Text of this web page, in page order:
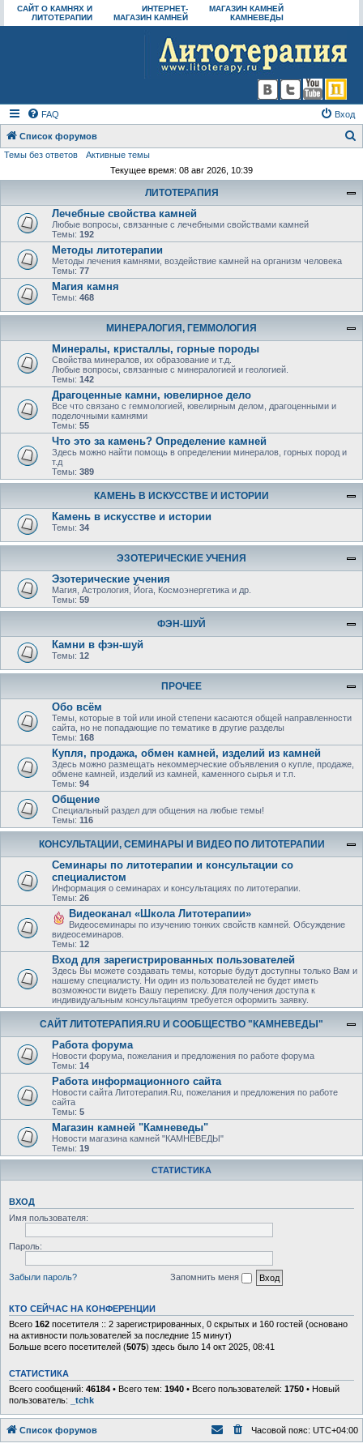
САЙТ О КАМНЯХ И
ЛИТОТЕРАПИИ
ИНТЕРНЕТ-
МАГАЗИН КАМНЕЙ
МАГАЗИН КАМНЕЙ
КАМНЕВЕДЫ
FAQ Вход
Список форумов
Темы без ответов
Активные темы
Текущее время: 08 авг 2026, 10:39
ЛИТОТЕРАПИЯ
Лечебные свойства камней
Любые вопросы, связанные с лечебными свойствами камней
Темы: 192
Методы литотерапии
Методы лечения камнями, воздействие камней на организм человека
Темы: 77
Магия камня
Темы: 468
МИНЕРАЛОГИЯ, ГЕММОЛОГИЯ
Минералы, кристаллы, горные породы
Свойства минералов, их образование и т.д.
Любые вопросы, связанные с минералогией и геологией.
Темы: 142
Драгоценные камни, ювелирное дело
Все что связано с геммологией, ювелирным делом, драгоценными и
поделочными камнями
Темы: 55
Что это за камень? Определение камней
Здесь можно найти помощь в определении минералов, горных пород и
т.д
Темы: 389
КАМЕНЬ В ИСКУССТВЕ И ИСТОРИИ
Камень в искусстве и истории
Темы: 34
ЭЗОТЕРИЧЕСКИЕ УЧЕНИЯ
Эзотерические учения
Магия, Астрология, Йога, Космоэнергетика и др.
Темы: 59
ФЭН-ШУЙ
Камни в фэн-шуй
Темы: 12
ПРОЧЕЕ
Обо всём
Темы, которые в той или иной степени касаются общей направленности
сайта, но не попадающие по тематике в другие разделы
Темы: 168
Купля, продажа, обмен камней, изделий из камней
Здесь можно размещать некоммерческие объявления о купле, продаже,
обмене камней, изделий из камней, каменного сырья и т.п.
Темы: 94
Общение
Специальный раздел для общения на любые темы!
Темы: 116
КОНСУЛЬТАЦИИ, СЕМИНАРЫ И ВИДЕО ПО ЛИТОТЕРАПИИ
Семинары по литотерапии и консультации со
специалистом
Информация о семинарах и консультациях по литотерапии.
Темы: 26
Видеоканал «Школа Литотерапии»
Видеосеминары по изучению тонких свойств камней. Обсуждение
видеосеминаров.
Темы: 12
Вход для зарегистрированных пользователей
Здесь Вы можете создавать темы, которые будут доступны только Вам и
нашему специалисту. Ни один из пользователей не будет иметь
возможности видеть Вашу переписку. Для получения доступа к
индивидуальным консультациям требуется оформить заявку.
САЙТ ЛИТОТЕРАПИЯ.RU И СООБЩЕСТВО "КАМНЕВЕДЫ"
Работа форума
Новости форума, пожелания и предложения по работе форума
Темы: 14
Работа информационного сайта
Новости сайта Литотерапия.Ru, пожелания и предложения по работе
сайта
Темы: 5
Магазин камней "Камневеды"
Новости магазина камней "КАМНЕВЕДЫ"
Темы: 19
СТАТИСТИКА
ВХОД
Имя пользователя:
Пароль:
Забыли пароль? Запомнить меня
КТО СЕЙЧАС НА КОНФЕРЕНЦИИ
Всего 162 посетителя :: 2 зарегистрированных, 0 скрытых и 160 гостей (основано
на активности пользователей за последние 15 минут)
Больше всего посетителей (5075) здесь было 14 окт 2025, 08:41
СТАТИСТИКА
Всего сообщений: 46184 • Всего тем: 1940 • Всего пользователей: 1750 • Новый
пользователь:
_tchk
Список форумов Часовой пояс: UTC+04:00